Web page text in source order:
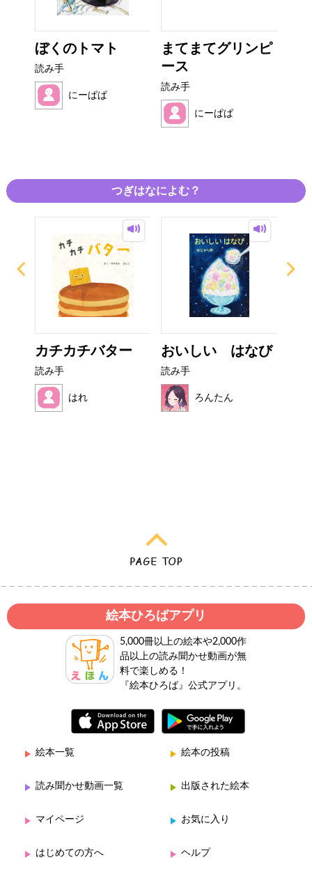
ぼくのトマト
読み手
にーぱぱ
まてまてグリンピ
ース
読み手
にーぱぱ
つぎはなによむ？
カチカチバター
読み手
はれ
おいしい はなび
読み手
ろんたん
絵本ひろばアプリ
5,000冊以上の絵本や2,000作
品以上の読み聞かせ動画が無
料で楽しめる！
『絵本ひろば』公式アプリ。
絵本一覧 絵本の投稿
読み聞かせ動画一覧 出版された絵本
マイページ お気に入り
はじめての方へ ヘルプ